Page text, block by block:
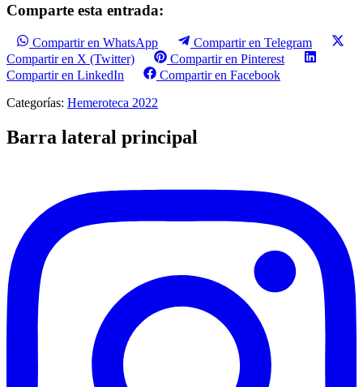
Comparte esta entrada:
Compartir en WhatsApp
Compartir en Telegram
Compartir en X (Twitter)
Compartir en Pinterest
Compartir en LinkedIn
Compartir en Facebook
Categorías: Hemeroteca 2022
Barra lateral principal